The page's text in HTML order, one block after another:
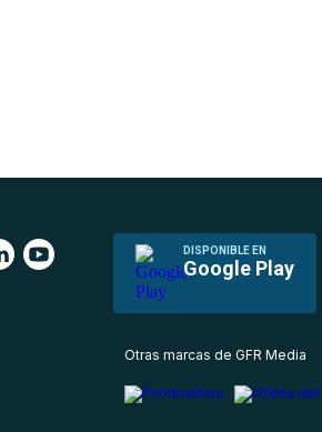
DISPONIBLE EN
Google Play
Otras marcas de GFR Media